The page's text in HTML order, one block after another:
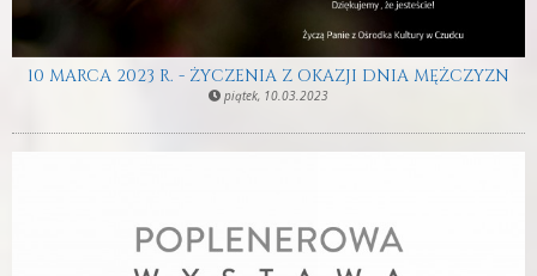
10 MARCA 2023 R. - ŻYCZENIA Z OKAZJI DNIA MĘŻCZYZN
piątek, 10.03.2023